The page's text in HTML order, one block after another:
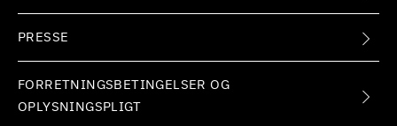
PRESSE
FORRETNINGSBETINGELSER OG
OPLYSNINGSPLIGT